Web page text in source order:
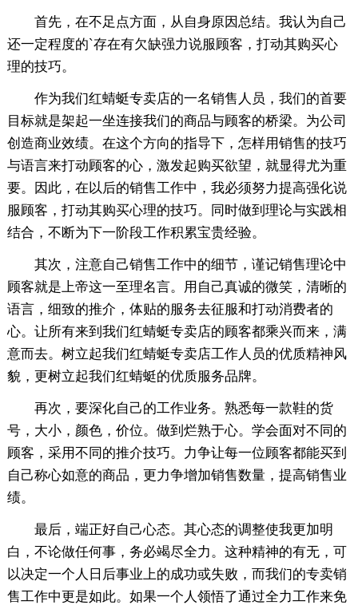
首先，在不足点方面，从自身原因总结。我认为自己
还一定程度的`存在有欠缺强力说服顾客，打动其购买心
理的技巧。
作为我们红蜻蜓专卖店的一名销售人员，我们的首要
目标就是架起一坐连接我们的商品与顾客的桥梁。为公司
创造商业效绩。在这个方向的指导下，怎样用销售的技巧
与语言来打动顾客的心，激发起购买欲望，就显得尤为重
要。因此，在以后的销售工作中，我必须努力提高强化说
服顾客，打动其购买心理的技巧。同时做到理论与实践相
结合，不断为下一阶段工作积累宝贵经验。
其次，注意自己销售工作中的细节，谨记销售理论中
顾客就是上帝这一至理名言。用自己真诚的微笑，清晰的
语言，细致的推介，体贴的服务去征服和打动消费者的
心。让所有来到我们红蜻蜓专卖店的顾客都乘兴而来，满
意而去。树立起我们红蜻蜓专卖店工作人员的优质精神风
貌，更树立起我们红蜻蜓的优质服务品牌。
再次，要深化自己的工作业务。熟悉每一款鞋的货
号，大小，颜色，价位。做到烂熟于心。学会面对不同的
顾客，采用不同的推介技巧。力争让每一位顾客都能买到
自己称心如意的商品，更力争增加销售数量，提高销售业
绩。
最后，端正好自己心态。其心态的调整使我更加明
白，不论做任何事，务必竭尽全力。这种精神的有无，可
以决定一个人日后事业上的成功或失败，而我们的专卖销
售工作中更是如此。如果一个人领悟了通过全力工作来免